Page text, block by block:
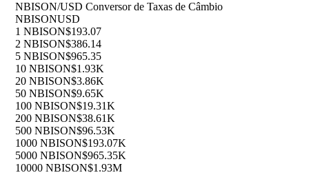
NBISON/USD Conversor de Taxas de Câmbio
NBISONUSD
1 NBISON$193.07
2 NBISON$386.14
5 NBISON$965.35
10 NBISON$1.93K
20 NBISON$3.86K
50 NBISON$9.65K
100 NBISON$19.31K
200 NBISON$38.61K
500 NBISON$96.53K
1000 NBISON$193.07K
5000 NBISON$965.35K
10000 NBISON$1.93M